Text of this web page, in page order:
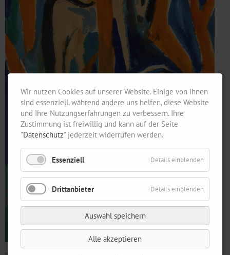
Wir nutzen Cookies auf unserer Website. Einige von ihnen
sind essenziell, während andere uns helfen, diese Website
und Ihre Nutzungserfahrungen zu verbessern. Ihre
Zustimmung ist freiwillig und kann auf der Seite
"Datenschutz" jederzeit widerrufen werden.
Essenziell Details einblenden
Drittanbieter Details einblenden
Auswahl speichern
Alle akzeptieren